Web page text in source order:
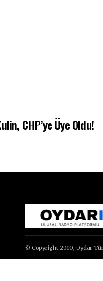
CHP’ye Üye Oldu!
© Copyright 2010, Oydar